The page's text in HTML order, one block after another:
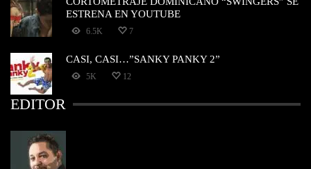
ESTRENA EN YOUTUBE
6.5K 7
CASI, CASI…”SANKY PANKY 2”
5K 12
EDITOR